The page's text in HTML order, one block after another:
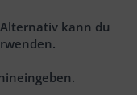
kann du